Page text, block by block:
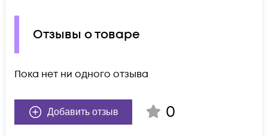
Отзывы о товаре
Пока нет ни одного отзыва
Добавить отзыв 0